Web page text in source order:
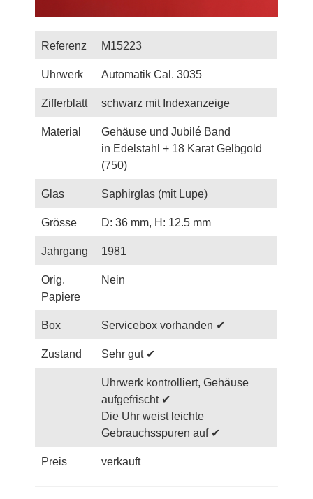
Referenz M15223
Uhrwerk Automatik Cal. 3035
Zifferblatt schwarz mit Indexanzeige
Material
Gehäuse und Jubilé Band
in Edelstahl + 18 Karat Gelbgold
(750)
Glas Saphirglas (mit Lupe)
Grösse D: 36 mm, H: 12.5 mm
Jahrgang 1981
Orig.
Papiere
Nein
Box Servicebox vorhanden ✔
Zustand Sehr gut ✔
Uhrwerk kontrolliert, Gehäuse
aufgefrischt ✔
Die Uhr weist leichte
Gebrauchsspuren auf ✔
Preis verkauft